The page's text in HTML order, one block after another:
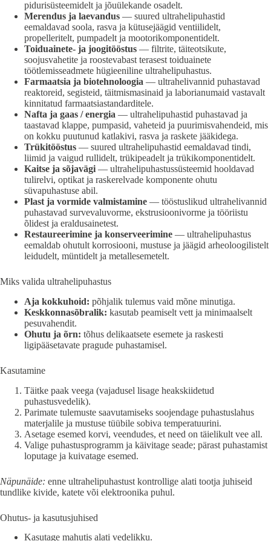
pidurisüsteemidelt ja jõuülekande osadelt.
Merendus ja laevandus — suured ultrahelipuhastid
eemaldavad soola, rasva ja kütusejäägid ventiilidelt,
propelleritelt, pumpadelt ja mootorikomponentidelt.
Toiduainete- ja joogitööstus — filtrite, täiteotsikute,
soojusvahetite ja roostevabast terasest toiduainete
töötlemisseadmete hügieeniline ultrahelipuhastus.
Farmaatsia ja biotehnoloogia — ultrahelivannid puhastavad
reaktoreid, segisteid, täitmismasinaid ja laborianumaid vastavalt
kinnitatud farmaatsiastandarditele.
Nafta ja gaas / energia — ultrahelipuhastid puhastavad ja
taastavad klappe, pumpasid, vaheteid ja puurimisvahendeid, mis
on kokku puutunud katlakivi, rasva ja raskete jääkidega.
Trükitööstus — suured ultrahelipuhastid eemaldavad tindi,
liimid ja vaigud rullidelt, trükipeadelt ja trükikomponentidelt.
Kaitse ja sõjavägi — ultrahelipuhastussüsteemid hooldavad
tulirelvi, optikat ja raskerelvade komponente ohutu
süvapuhastuse abil.
Plast ja vormide valmistamine — tööstuslikud ultrahelivannid
puhastavad survevaluvorme, ekstrusioonivorme ja tööriistu
õlidest ja eraldusainetest.
Restaureerimine ja konserveerimine — ultrahelipuhastus
eemaldab ohutult korrosiooni, mustuse ja jäägid arheoloogilistelt
leidudelt, müntidelt ja metallesemetelt.
Miks valida ultrahelipuhastus
Aja kokkuhoid: põhjalik tulemus vaid mõne minutiga.
Keskkonnasõbralik: kasutab peamiselt vett ja minimaalselt
pesuvahendit.
Ohutu ja õrn: tõhus delikaatsete esemete ja raskesti
ligipääsetavate pragude puhastamisel.
Kasutamine
Täitke paak veega (vajadusel lisage heakskiidetud
puhastusvedelik).
Parimate tulemuste saavutamiseks soojendage puhastuslahus
materjalile ja mustuse tüübile sobiva temperatuurini.
Asetage esemed korvi, veendudes, et need on täielikult vee all.
Valige puhastusprogramm ja käivitage seade; pärast puhastamist
loputage ja kuivatage esemed.
Näpunäide: enne ultrahelipuhastust kontrollige alati tootja juhiseid
tundlike kivide, katete või elektroonika puhul.
Ohutus- ja kasutusjuhised
Kasutage mahutis alati vedelikku.